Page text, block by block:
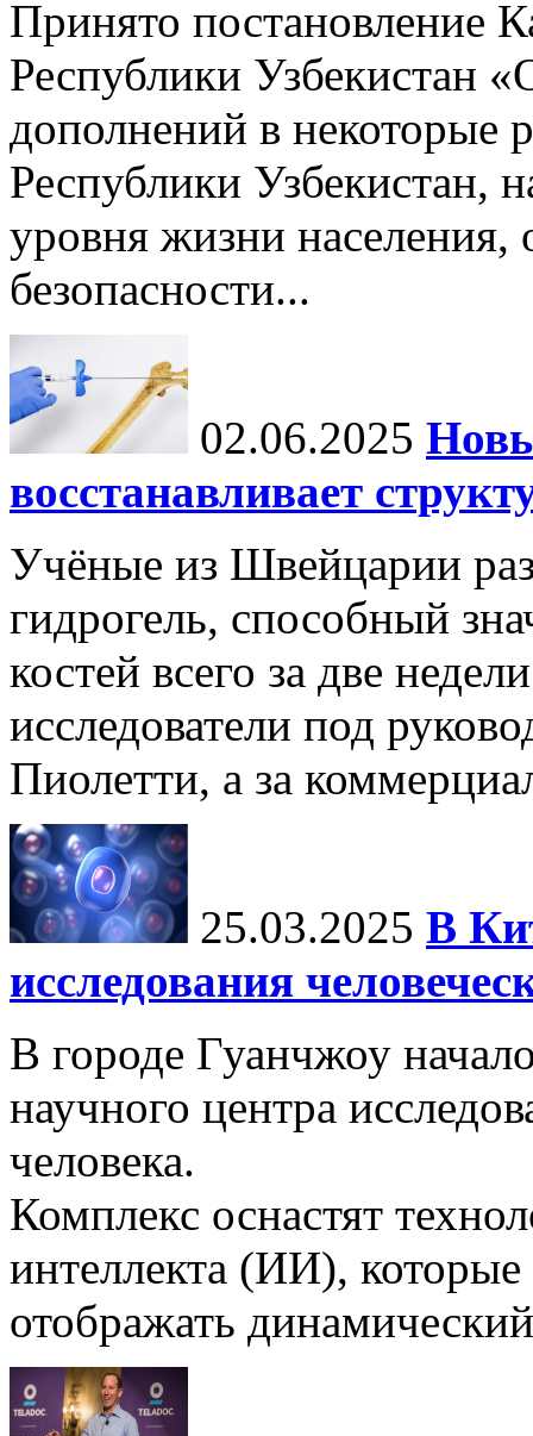
Принято постановление
Республики Узбекистан
дополнений в некоторые
Республики Узбекистан,
уровня жизни населения,
безопасности...
02.06.2025
восстанавливает
Учёные из Швейцарии
гидрогель, способный
костей всего за две
исследователи под
Пиолетти, а за
25.03.2025 В
исследования
В городе Гуанчжоу
научного центра
человека.
Комплекс оснастят
интеллекта (ИИ),
отображать